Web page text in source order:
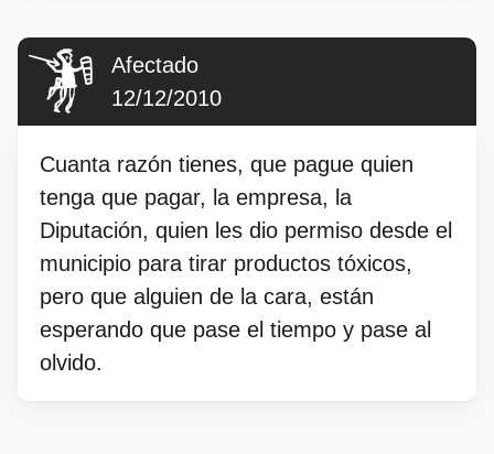
Afectado
12/12/2010
Cuanta razón tienes, que pague quien
tenga que pagar, la empresa, la
Diputación, quien les dio permiso desde el
municipio para tirar productos tóxicos,
pero que alguien de la cara, están
esperando que pase el tiempo y pase al
olvido.